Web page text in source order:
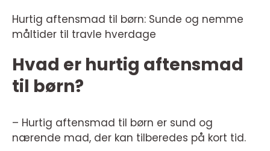
Hurtig aftensmad til børn: Sunde og nemme
måltider til travle hverdage
Hvad er hurtig aftensmad
til børn?
– Hurtig aftensmad til børn er sund og
nærende mad, der kan tilberedes på kort tid.